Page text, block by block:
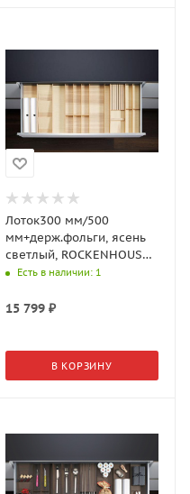
Лоток300 мм/500
мм+держ.фольги, ясень
светлый, ROCKENHOUSEN
(2373770378)
Есть в наличии: 1
15 799₽
В КОРЗИНУ